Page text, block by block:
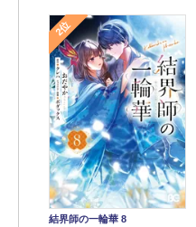
2位
結界師の一輪華 8